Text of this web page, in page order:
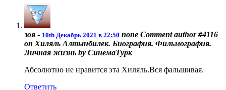
зоя - 10th Декабрь 2021 в 22:50 none Comment author #4116
on Хиляль Алтынбилек. Биография. Фильмография.
Личная жизнь by СинемаТурк
Абсолютно не нравится эта Хиляль.Вся фальшивая.
Ответить